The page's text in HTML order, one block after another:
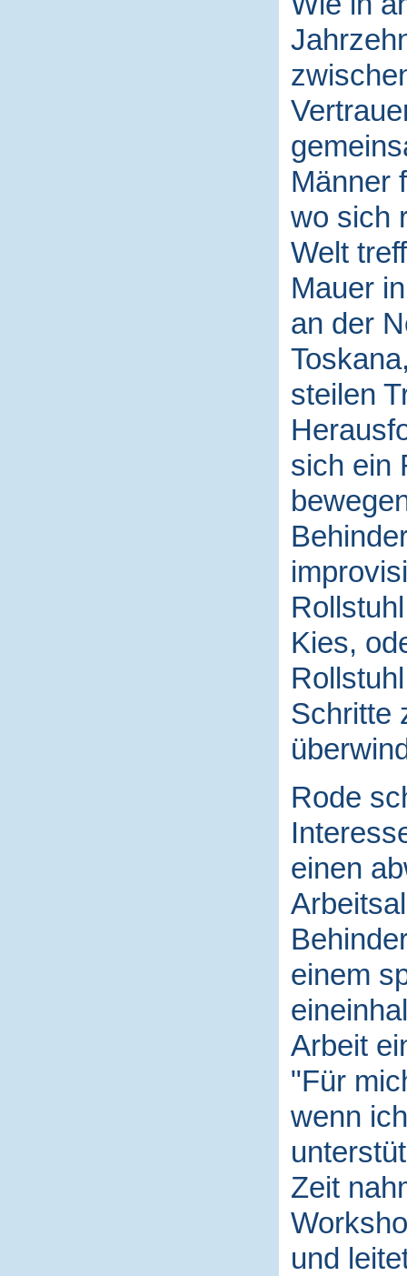
Männer
wo sich
Welt
Mauer
an der
steilen
sich ein
Kies,
Schritte
Rode
einen
einem
Arbeit
"Für
wenn
Zeit
und